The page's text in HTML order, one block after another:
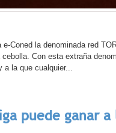
Coned la denominada red
Con esta extraña
la que cualquier...
puede ganar